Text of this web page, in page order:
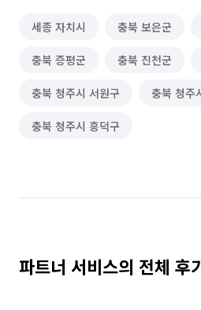
세종 자치시 충북 보은군
충북 증평군 충북 진천군
충북 청주시 서원구 충북 청주
충북 청주시 흥덕구
파트너 서비스의 전체 후